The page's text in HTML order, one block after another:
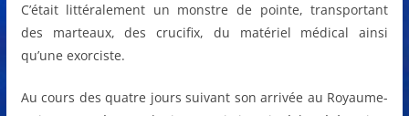
C’était littéralement un monstre de pointe, transportant
des marteaux, des crucifix, du matériel médical ainsi
qu’une exorciste.
Au cours des quatre jours suivant son arrivée au Royaume-